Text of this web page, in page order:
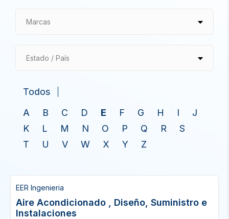
Marcas
Estado / País
Todos
A
B C D E F G H I
J
K
L M N O P Q R
S
T
U V W X Y Z
EER Ingenieria
Aire Acondicionado , Diseño, Suministro e
Instalaciones